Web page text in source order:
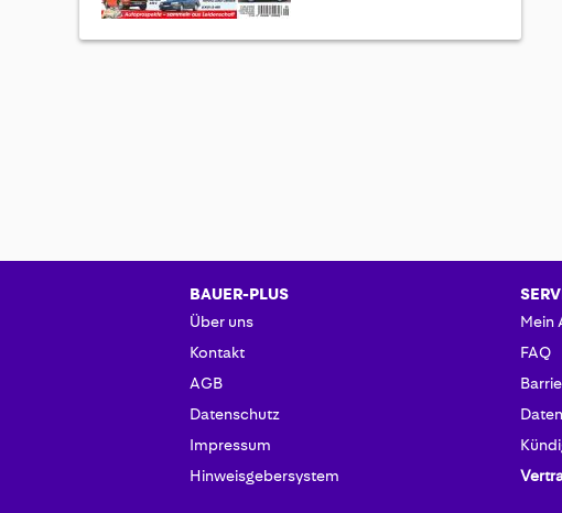
BAUER-PLUS
Über uns
Kontakt
AGB
Datenschutz
Impressum
Hinweisgebersystem
Mein
FAQ